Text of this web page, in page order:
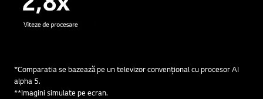
*Comparatia se bazează pe un televizor convențional cu procesor AI
alpha 5.
**Imagini simulate pe ecran.